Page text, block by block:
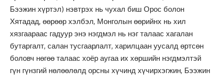
Бээжин хүртэл) нэвтрэх нь чухал биш Орос болон
Хятадад, өөрөөр хэлбэл, Монголын өөрийнх нь хил
хязгаараас гадуур энэ нэгдмэл нь нэг талаас хагалан
бутаргалт, салан тусгаарлалт, харилцаан уусалд өртсөн
боловч нөгөө талаас хоёр аугаа их хөршийн нэгдмэлтэй
гүн гүнзгий нөлөөлөлд орсны хүчинд хүчирхэгжин, Бээжин